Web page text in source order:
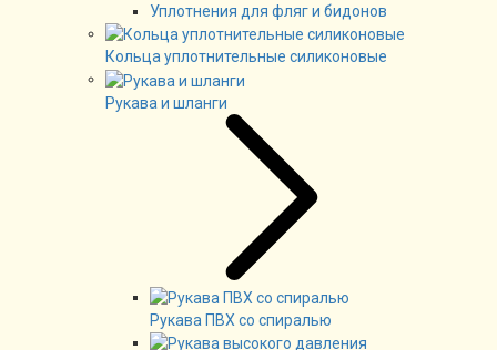
Уплотнения для фляг и бидонов
Кольца уплотнительные силиконовые
Рукава и шланги
Рукава ПВХ со спиралью